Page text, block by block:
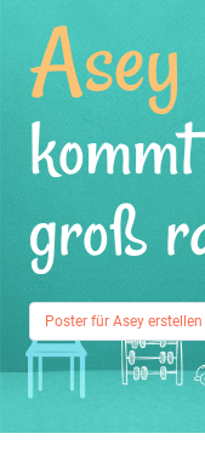
Asey
groß
Poster für Asey erstellen